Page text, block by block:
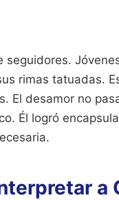
rimas tatuadas.
El desamor no
Él logró
a